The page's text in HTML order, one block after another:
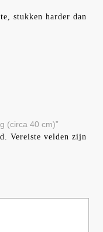
stukken harder dan
(circa 40 cm)”
Vereiste velden zijn